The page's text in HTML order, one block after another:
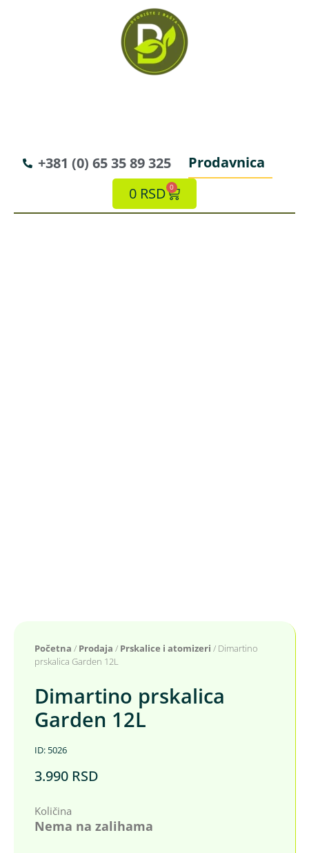
+381 (0) 65 35 89 325
Prodavnica
0 RSD 0
Početna / Prodaja / Prskalice i atomizeri / Dimartino
prskalica Garden 12L
Dimartino prskalica
Garden 12L
ID: 5026
3.990 RSD
Količina
Nema na zalihama